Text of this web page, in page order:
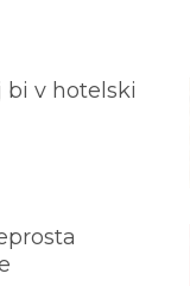
bi v hotelski